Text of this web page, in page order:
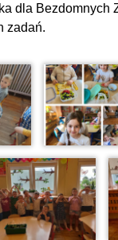
dla Bezdomnych
zadań.